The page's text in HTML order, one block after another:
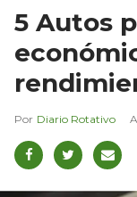
5 Autos
Diario Rotativo